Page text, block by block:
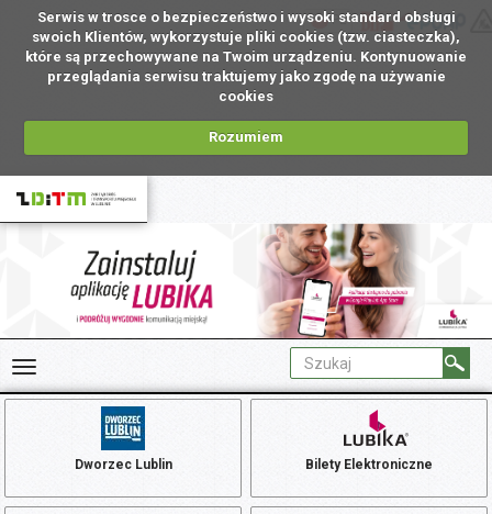
Serwis w trosce o bezpieczeństwo i wysoki standard obsługi
swoich Klientów, wykorzystuje pliki cookies (tzw. ciasteczka),
które są przechowywane na Twoim urządzeniu. Kontynuowanie
przeglądania serwisu traktujemy jako zgodę na używanie
cookies
Rozumiem
PL
Dworzec Lublin Bilety Elektroniczne